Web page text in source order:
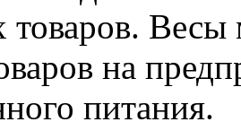
Весы
на
питания.